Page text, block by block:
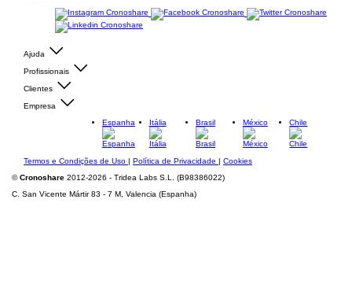
Ajuda
Profissionais
Clientes
Empresa
Espanha
Itália Brasil México Chile
Termos e Condições de Uso | Política de Privacidade | Cookies
©Cronoshare 2012-2026 - Tridea Labs S.L. (B98386022)
C. San Vicente Mártir 83 - 7 M, Valencia (Espanha)